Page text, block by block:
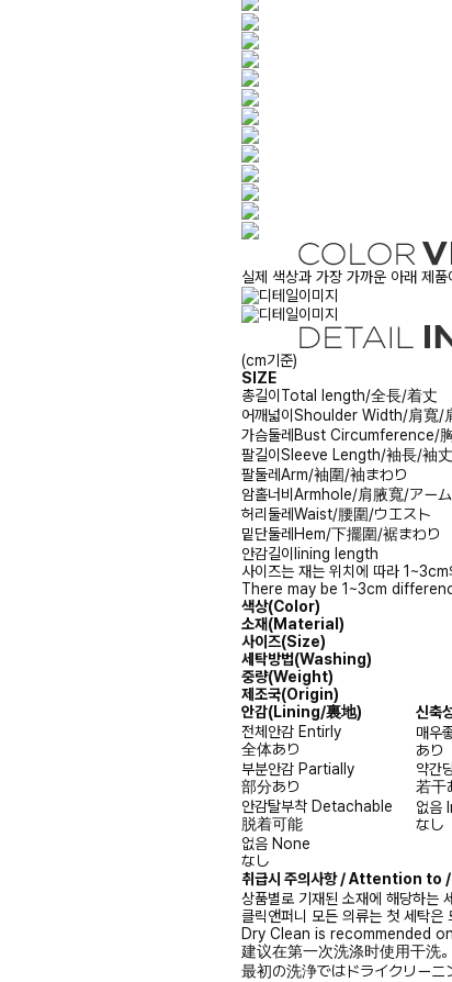
실제 색상과 가장 가까운 아래 제
(cm기준)
SIZE
총길이 Total length/全長/着丈
어깨넓이 Shoulder Width/肩寬/
가슴둘레 Bust Circumference/
팔길이 Sleeve Length/袖長/袖丈
팔둘레Arm/袖圍/袖まわり
암홀너비 Armhole/肩腋寬/アー
허리둘레Waist/腰圍/ウエスト
밑단둘레 Hem/下擺圍/裾まわり
안감길이 lining length
사이즈는 재는 위치에 따라
There may be 1~3cm
색상(Color)
소재(Material)
사이즈(Size)
세탁방법(Washing)
중량(Weight)
제조국(Origin)
안감(Lining/裏地) 신축
전체안감 Entirly
全体あり
매우
あり
부분안감 Partially
部分あり
약간
若干
안감탈부착 Detachable
脱着可能
없음
なし
없음 None
なし
취급시 주의사항 / Attention to
상품별로 기재된 소재에 해당하는
클릭앤퍼니 모든 의류는 첫 세탁은
Dry Clean is recommended
建议在第一次洗涤时使用干洗。
最初の洗浄ではドライクリーニ